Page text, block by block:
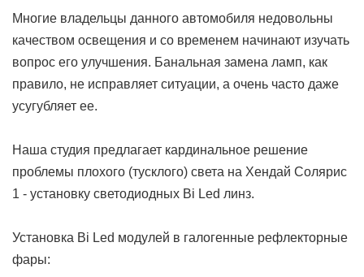
Многие владельцы данного автомобиля недовольны
качеством освещения и со временем начинают изучать
вопрос его улучшения. Банальная замена ламп, как
правило, не исправляет ситуации, а очень часто даже
усугубляет ее.
Наша студия предлагает кардинальное решение
проблемы плохого (тусклого) света на Хендай Солярис
1 - установку светодиодных Bi Led линз.
Установка Bi Led модулей в галогенные рефлекторные
фары: